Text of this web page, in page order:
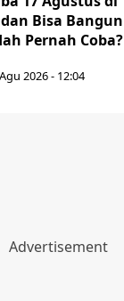
Bisa Bangun
Pernah Coba?
2026 - 12:04